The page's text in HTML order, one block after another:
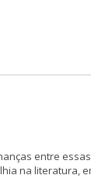
entre
na literatura,